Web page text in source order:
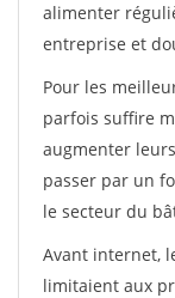
alimenter
entreprise et
Pour les
parfois suffire
augmenter
passer par un
le secteur du
Avant internet,
limitaient aux